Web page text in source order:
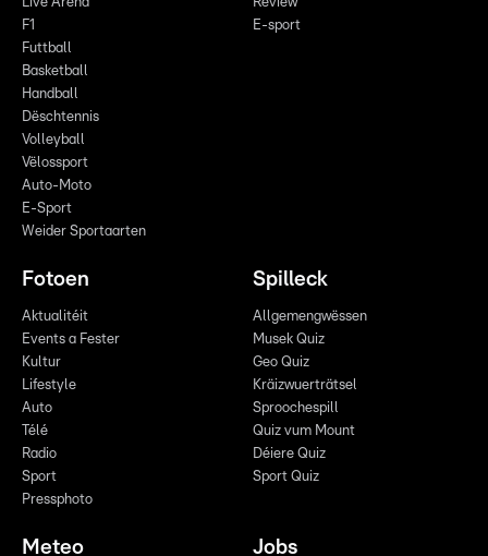
F1
Futtball
Basketball
Handball
Dëschtennis
Volleyball
Vëlossport
Auto-Moto
E-Sport
Weider Sportaarten
E-sport
Fotoen
Aktualitéit
Events a Fester
Kultur
Lifestyle
Auto
Télé
Radio
Sport
Pressphoto
Spilleck
Allgemengwëssen
Musek Quiz
Geo Quiz
Kräizwuerträtsel
Sproochespill
Quiz vum Mount
Déiere Quiz
Sport Quiz
Meteo Jobs